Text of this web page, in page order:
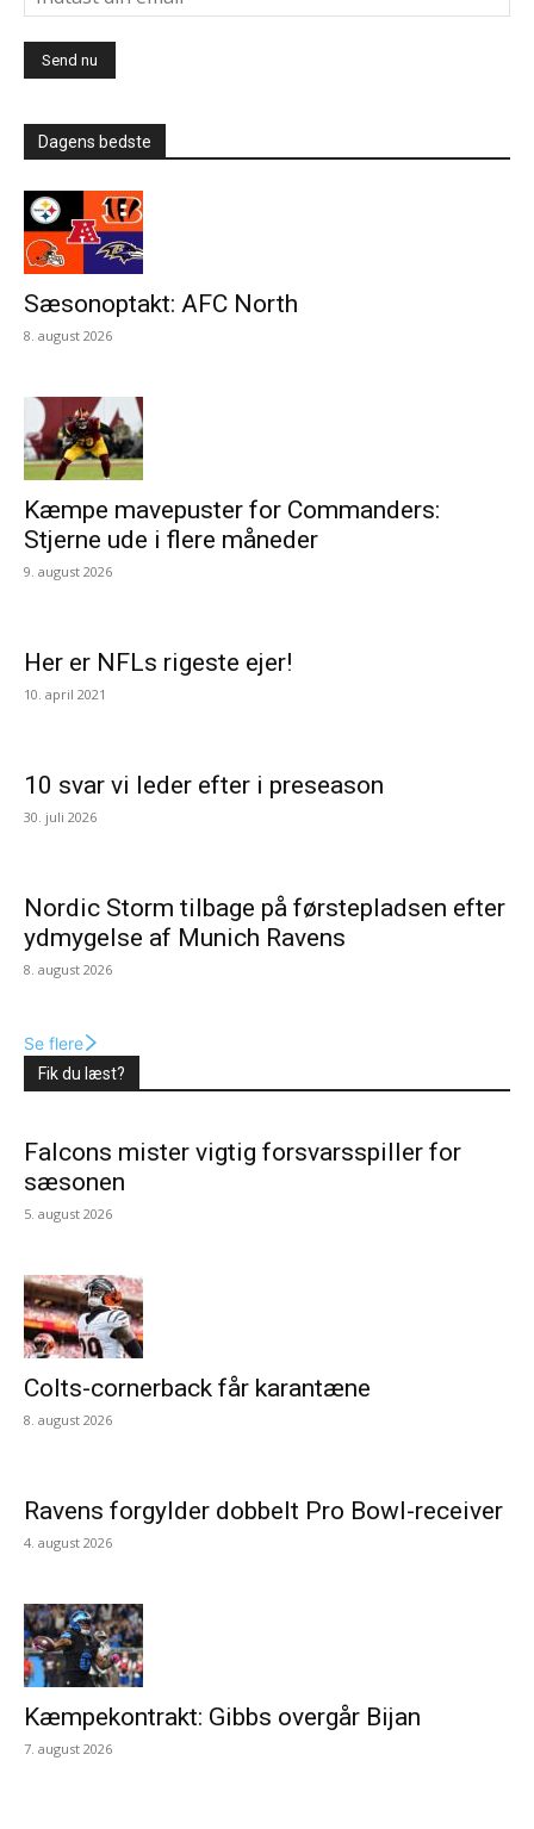
Dagens bedste
Sæsonoptakt: AFC North
8. august 2026
Kæmpe mavepuster for Commanders:
Stjerne ude i flere måneder
9. august 2026
Her er NFLs rigeste ejer!
10. april 2021
10 svar vi leder efter i preseason
30. juli 2026
Nordic Storm tilbage på førstepladsen efter
ydmygelse af Munich Ravens
8. august 2026
Se flere
Fik du læst?
Falcons mister vigtig forsvarsspiller for
sæsonen
5. august 2026
Colts-cornerback får karantæne
8. august 2026
Ravens forgylder dobbelt Pro Bowl-receiver
4. august 2026
Kæmpekontrakt: Gibbs overgår Bijan
7. august 2026